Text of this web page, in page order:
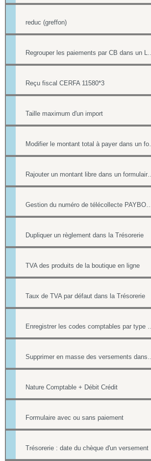
reduc (greffon)
Regrouper les
Reçu fiscal CERFA 11580*3
Taille maximum d'un import
Modifier
Rajouter un montant
Gestion du numéro de télécollecte
Dupliquer un règlement dans la Trésorerie
TVA des produits de la boutique en ligne
Taux de TVA par défaut dans la Trésorerie
Enregistrer les
Supprimer en
Nature Comptable + Débit Crédit
Formulaire avec ou sans paiement
Trésorerie : date du chèque d'un versement